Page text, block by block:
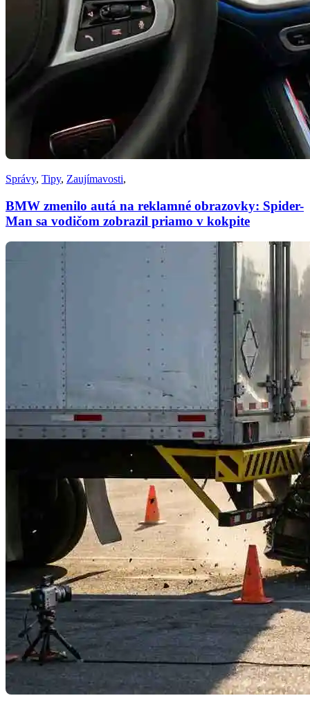
Správy, Tipy, Zaujímavosti,
BMW zmenilo autá na reklamné obrazovky: Spider-
Man sa vodičom zobrazil priamo v kokpite